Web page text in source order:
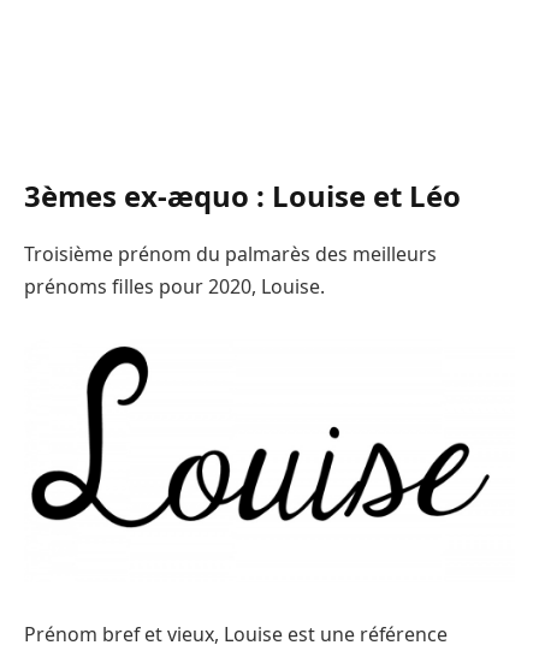
3èmes ex-æquo : Louise et Léo
Troisième prénom du palmarès des meilleurs
prénoms filles pour 2020, Louise.
Prénom bref et vieux, Louise est une référence